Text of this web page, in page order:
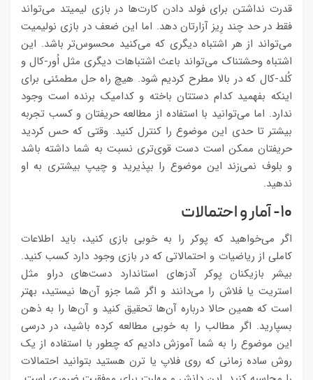
قدرت نداشتن برای فولد دادن کارت‌ها در بازی لیمیتد می‌تواند
فقط در حد چند رِیز آزارتان دهد. اما این ضعف در بازی نولیمیت
می‌تواند از هر اشتباه دیگری که می‌کنید محسوس‌تر باشد. این
اشتباه وحشتناک می‌تواند باعث اشتباهات دیگری مثل اُور-کال و
کُلد-کال که در بالا مطرح کردیم شود. هیچ راه حل مطمئنی برای
اینکه بفهمید کدام دستتان باخته و کدامیک برنده است وجود
ندارد. اما می‌توانید با استفاده از مطالعه حریفتان و کسب تجربه
بیشتر تا حدی این موضوع را کنترل کنید. وقتی که حس کردید
حریفتان ممکن است دست قوی‌تری نسبت به شما داشته باشد
و بلوف نمی‌زند این موضوع را بپذیرید و چیپ بیشتری به او
ندهید.
۱۰- آمار و احتمالات
اگر می‌خواهید که پوکر را به خوبی بازی کنید، باید اطلاعات
کاملی از ریاضیات و احتمالاتی که در بازی وجود دارد کسب کنید.
بیشر بازیکنان پوکر آدزهای استاندارد دست‌های دراو مثل
استریت یا فلاش را می‌دانند و اگر شما جزو آن‌ها نیستید، بهتر
است که همین حالا درباره آن‌ها تحقیق کنید و آن‌ها را به ذهن
بسپارید. اگر مطالب را به خوبی مطالعه کرده باشید، در درسی
این موضوع را به شما آموزش دادیم که چطور با استفاده از یک
روش ساده زمانی که روی فلاپ یا ترن هستید بتوانید احتمالات